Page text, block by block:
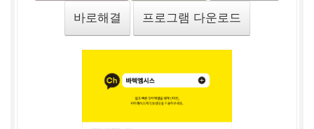
바로해결 프로그램 다운로드